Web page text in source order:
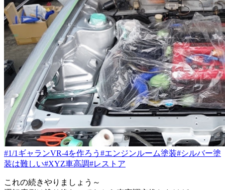
#1/1ギャランVR-4を作ろう #エンジンルーム塗装#シルバー塗
装は難しい#XYZ車高調#レストア
これの続きやりましょう～